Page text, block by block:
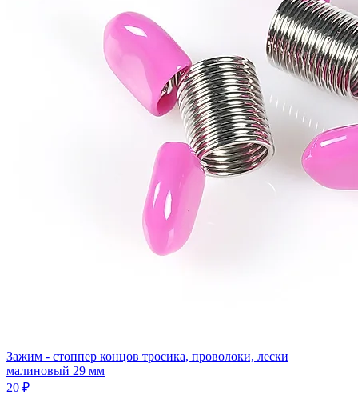
Зажим - стоппер концов тросика, проволоки, лески
малиновый 29 мм
20 ₽